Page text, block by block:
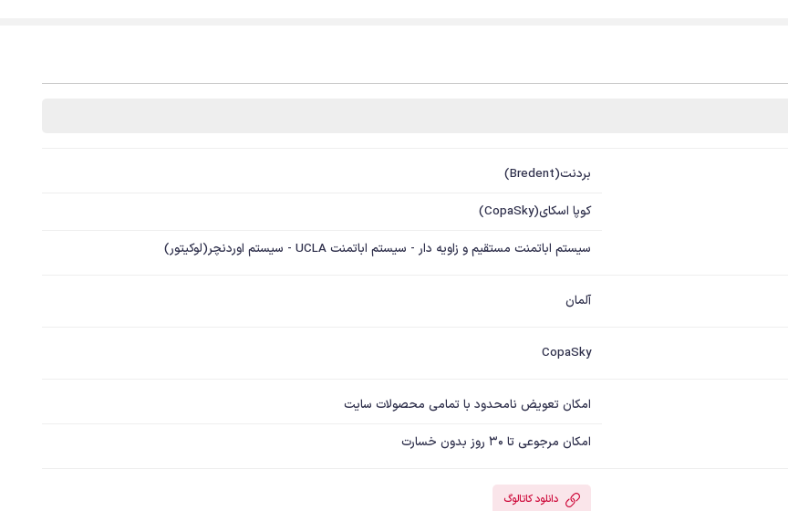
بردنت(Bredent)
کوپا اسکای(CopaSky)
سیستم اباتمنت مستقیم و زاویه دار - سیستم اباتمنت UCLA - سیستم اوردنچر(لوکیتور)
آلمان
CopaSky
امکان تعویض نامحدود با تمامی محصولات سایت
امکان مرجوعی تا 30 روز بدون خسارت
دانلود کاتالوگ